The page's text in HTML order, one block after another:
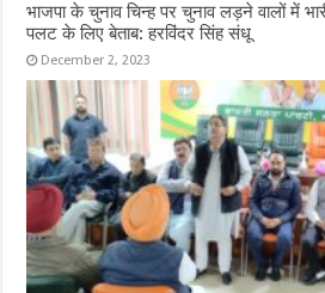
भाजपा के चुनाव चिन्ह पर चुनाव लड़ने वालों में
पलट के लिए बेताब: हरविंदर सिंह संधू
December 2, 2023